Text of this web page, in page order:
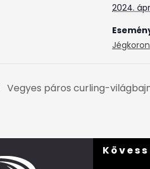
2024.
Vegyes páros curling-